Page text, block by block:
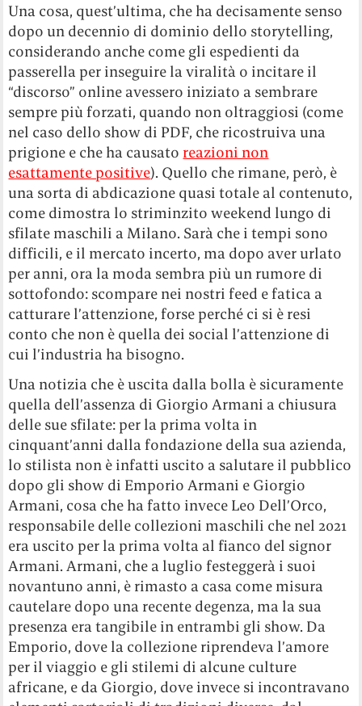
Una cosa, quest’ultima, che ha decisamente senso
dopo un decennio di dominio dello storytelling,
considerando anche come gli espedienti da
passerella per inseguire la viralità o incitare il
“discorso” online avessero iniziato a sembrare
sempre più forzati, quando non oltraggiosi (come
nel caso dello show di PDF, che ricostruiva una
prigione e che ha causato reazioni non
esattamente positive). Quello che rimane, però, è
una sorta di abdicazione quasi totale al contenuto,
come dimostra lo striminzito weekend lungo di
sfilate maschili a Milano. Sarà che i tempi sono
difficili, e il mercato incerto, ma dopo aver urlato
per anni, ora la moda sembra più un rumore di
sottofondo: scompare nei nostri feed e fatica a
catturare l’attenzione, forse perché ci si è resi
conto che non è quella dei social l’attenzione di
cui l’industria ha bisogno.
Una notizia che è uscita dalla bolla è sicuramente
quella dell’assenza di Giorgio Armani a chiusura
delle sue sfilate: per la prima volta in
cinquant’anni dalla fondazione della sua azienda,
lo stilista non è infatti uscito a salutare il pubblico
dopo gli show di Emporio Armani e Giorgio
Armani, cosa che ha fatto invece Leo Dell’Orco,
responsabile delle collezioni maschili che nel 2021
era uscito per la prima volta al fianco del signor
Armani. Armani, che a luglio festeggerà i suoi
novantuno anni, è rimasto a casa come misura
cautelare dopo una recente degenza, ma la sua
presenza era tangibile in entrambi gli show. Da
Emporio, dove la collezione riprendeva l’amore
per il viaggio e gli stilemi di alcune culture
africane, e da Giorgio, dove invece si incontravano